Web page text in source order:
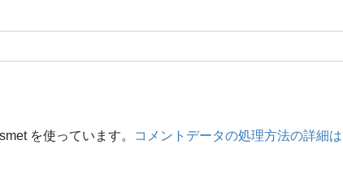
を使っています。
コメントデータの処理方法の詳細は